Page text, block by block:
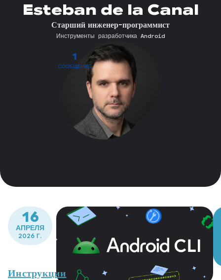
1
СООБЩЕНИЕ
Esteban de la Canal
Старший инженер-программист
Инструменты разработчика Android
16
АПРЕЛЯ
2026 Г.
Инструкции